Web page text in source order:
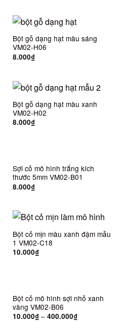
Bột gỗ dạng hạt màu sáng
VM02-H06
8.000₫
Bột gỗ dạng hạt màu xanh
VM02-H02
8.000₫
HẾT HÀNG
Sợi cỏ mô hình trắng kích
thước 5mm VM02-B01
8.000₫
Bột cỏ mịn màu xanh đậm mẫu
1 VM02-C18
10.000₫
Bột cỏ mô hình sợi nhỏ xanh
vàng VM02-B06
10.000₫– 400.000₫